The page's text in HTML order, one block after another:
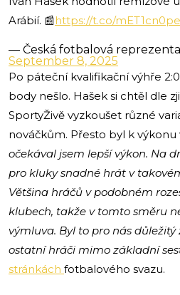
Arábií. 📰https://t.co/
— Česká fotbalová
September 8, 2025
Po páteční kvalifikační výhře
body nešlo. Hašek si chtěl dle
SportyŽivě vyzkoušet různé
nováčkům. Přesto byl k výkonu
očekával jsem lepší výkon. Na
pro kluky snadné hrát v
Většina hráčů v podobném
klubech, takže v tomto směru
výmluva. Byl to pro nás
ostatní hráči mimo základní
stránkách fotbalového svazu.